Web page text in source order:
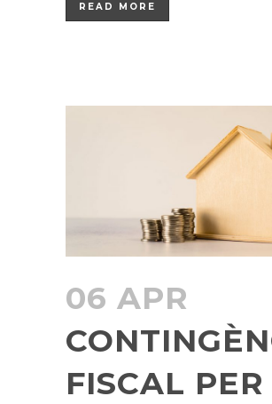
READ MORE
06 APR
FISCAL PER